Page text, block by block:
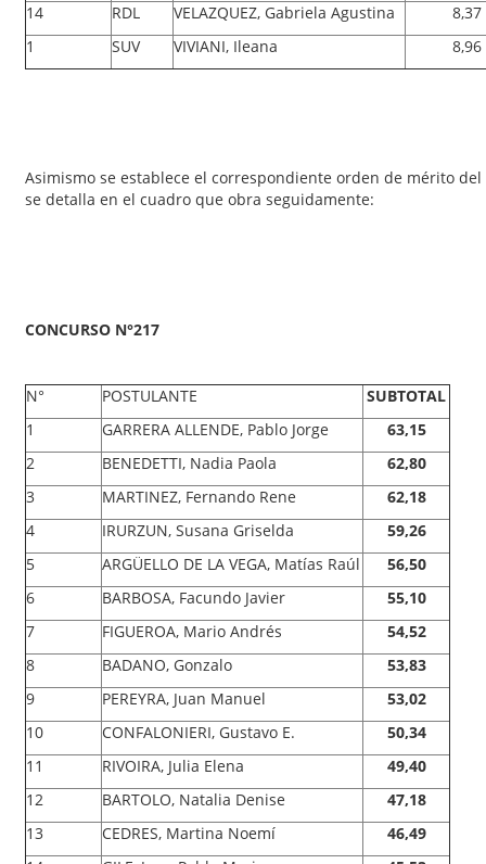
14
RDL VELAZQUEZ, Gabriela Agustina
8,37
1
SUV VIVIANI, Ileana 8,96
Asimismo se establece el correspondiente orden de mérito
se detalla en el cuadro que obra seguidamente:
CONCURSO N°217
N° POSTULANTE
SUBTOTAL
1
GARRERA ALLENDE, Pablo Jorge
63,15
2
BENEDETTI, Nadia Paola
62,80
3
MARTINEZ, Fernando Rene
62,18
4
IRURZUN, Susana Griselda
59,26
5
ARGÜELLO DE LA VEGA, Matías Raúl
56,50
6
BARBOSA, Facundo Javier
55,10
7
FIGUEROA, Mario Andrés
54,52
8
BADANO, Gonzalo
53,83
9
PEREYRA, Juan Manuel
53,02
10
CONFALONIERI, Gustavo E.
50,34
11
RIVOIRA, Julia Elena
49,40
12
BARTOLO, Natalia Denise
47,18
13
CEDRES, Martina Noemí
46,49